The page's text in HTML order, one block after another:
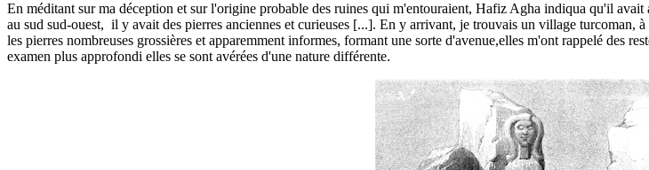
En méditant sur ma déception et sur l'origine probable des ruines qui m'entouraient, Hafiz Agha indiqua qu'il
au sud sud-ouest, il y avait des pierres anciennes et curieuses [...]. En y arrivant, je trouvais un village turcoman,
les pierres nombreuses grossières et apparemment informes, formant une sorte d'avenue,elles m'ont rappelé des
examen plus approfondi elles se sont avérées d'une nature différente.